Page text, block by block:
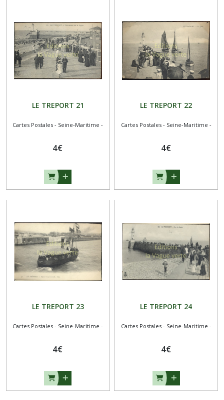
LE TREPORT 21
Cartes Postales - Seine-Maritime -
4€
LE TREPORT 22
Cartes Postales - Seine-Maritime -
4€
LE TREPORT 23
Cartes Postales - Seine-Maritime -
4€
LE TREPORT 24
Cartes Postales - Seine-Maritime -
4€